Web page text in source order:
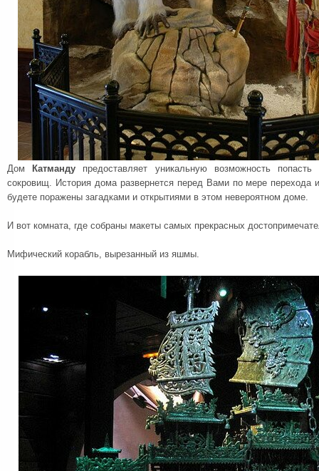
Дом Катманду предоставляет уникальную возможность
сокровищ. История дома развернется перед Вами по мере
будете поражены загадками и открытиями в этом невероятном доме.
И вот комната, где собраны макеты самых прекрасных
Мифический корабль, вырезанный из яшмы.